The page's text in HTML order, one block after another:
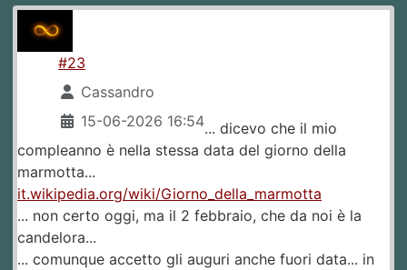
#23
Cassandro
15-06-2026 16:54... dicevo che il mio
compleanno è nella stessa data del giorno della
marmotta...
it.wikipedia.org/wiki/Giorno_della_marmotta
... non certo oggi, ma il 2 febbraio, che da noi è la
candelora...
... comunque accetto gli auguri anche fuori data... in